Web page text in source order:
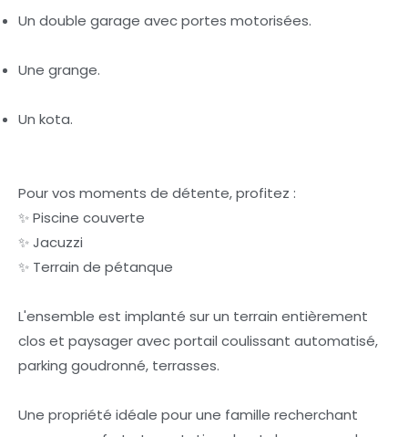
Un double garage avec portes motorisées.
Une grange.
Un kota.
Pour vos moments de détente, profitez :
✨ Piscine couverte
✨ Jacuzzi
✨ Terrain de pétanque
L'ensemble est implanté sur un terrain entièrement
clos et paysager avec portail coulissant automatisé,
parking goudronné, terrasses.
Une propriété idéale pour une famille recherchant